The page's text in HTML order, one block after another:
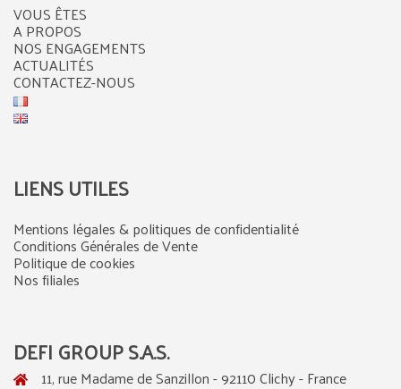
VOUS ÊTES
A PROPOS
NOS ENGAGEMENTS
ACTUALITÉS
CONTACTEZ-NOUS
LIENS UTILES
Mentions légales & politiques de confidentialité
Conditions Générales de Vente
Politique de cookies
Nos filiales
DEFI GROUP S.A.S.
11, rue Madame de Sanzillon - 92110 Clichy - France